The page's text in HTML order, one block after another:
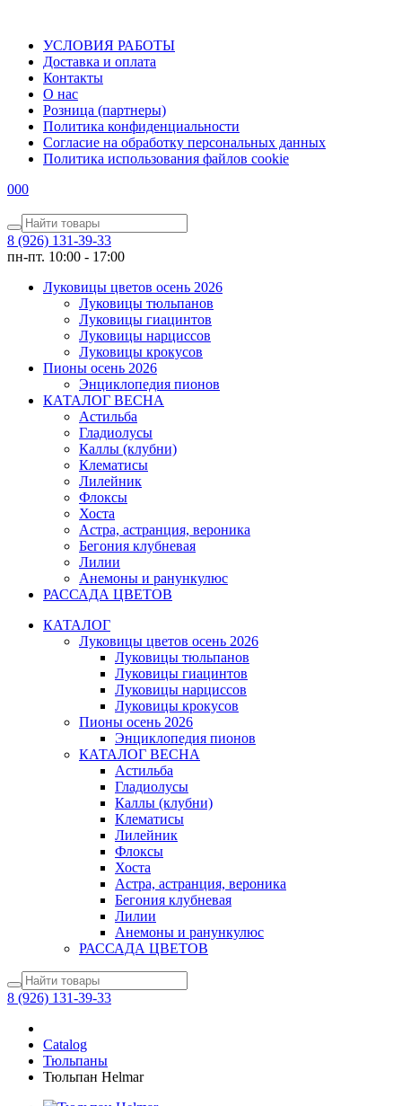
УСЛОВИЯ РАБОТЫ
Доставка и оплата
Контакты
О наc
Розница (партнеры)
Политика конфиденциальности
Согласие на обработку персональных данных
Политика использования файлов сookie
000
8 (926) 131-39-33
пн-пт. 10:00 - 17:00
Луковицы цветов осень 2026
Луковицы тюльпанов
Луковицы гиацинтов
Луковицы нарциссов
Луковицы крокусов
Пионы осень 2026
Энциклопедия пионов
КАТАЛОГ ВЕСНА
Астильба
Гладиолусы
Каллы (клубни)
Клематисы
Лилейник
Флоксы
Хоста
Астра, астранция, вероника
Бегония клубневая
Лилии
Анемоны и ранункулюс
РАССАДА ЦВЕТОВ
КАТАЛОГ
Луковицы цветов осень 2026
Луковицы тюльпанов
Луковицы гиацинтов
Луковицы нарциссов
Луковицы крокусов
Пионы осень 2026
Энциклопедия пионов
КАТАЛОГ ВЕСНА
Астильба
Гладиолусы
Каллы (клубни)
Клематисы
Лилейник
Флоксы
Хоста
Астра, астранция, вероника
Бегония клубневая
Лилии
Анемоны и ранункулюс
РАССАДА ЦВЕТОВ
8 (926) 131-39-33
Catalog
Тюльпаны
Тюльпан Helmar